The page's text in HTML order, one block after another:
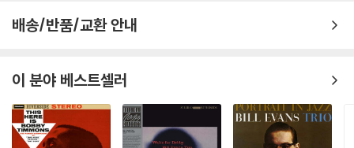
배송/반품/교환 안내
이 분야 베스트셀러